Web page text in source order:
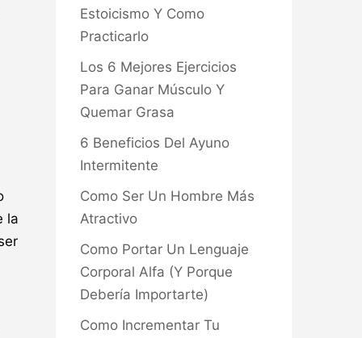
la
Estoicismo Y Como
Practicarlo
Los 6 Mejores Ejercicios
Para Ganar Músculo Y
Quemar Grasa
6 Beneficios Del Ayuno
Intermitente
Como Ser Un Hombre Más
Atractivo
Como Portar Un Lenguaje
Corporal Alfa (Y Porque
Debería Importarte)
Como Incrementar Tu